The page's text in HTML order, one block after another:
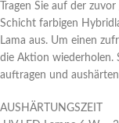
Tragen Sie auf der
Schicht farbigen
Lama aus. Um einen
die Aktion wiederholen.
auftragen und
AUSHÄRTUNGSZEIT